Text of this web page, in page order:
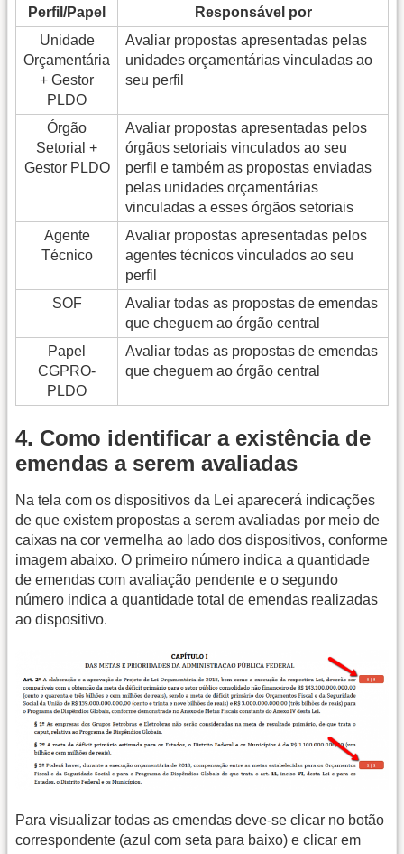
Perfil/Papel
Responsável por
Unidade
Orçamentária
+ Gestor
PLDO
Avaliar propostas apresentadas pelas
unidades orçamentárias vinculadas ao
seu perfil
Órgão
Setorial +
Gestor PLDO
Avaliar propostas apresentadas pelos
órgãos setoriais vinculados ao seu
perfil e também as propostas enviadas
pelas unidades orçamentárias
vinculadas a esses órgãos setoriais
Agente
Técnico
Avaliar propostas apresentadas pelos
agentes técnicos vinculados ao seu
perfil
SOF
Avaliar todas as propostas de emendas
que cheguem ao órgão central
Papel
CGPRO-
PLDO
Avaliar todas as propostas de emendas
que cheguem ao órgão central
4. Como identificar a existência de
emendas a serem avaliadas
Na tela com os dispositivos da Lei aparecerá indicações
de que existem propostas a serem avaliadas por meio de
caixas na cor vermelha ao lado dos dispositivos, conforme
imagem abaixo. O primeiro número indica a quantidade
de emendas com avaliação pendente e o segundo
número indica a quantidade total de emendas realizadas
ao dispositivo.
Para visualizar todas as emendas deve-se clicar no botão
correspondente (azul com seta para baixo) e clicar em